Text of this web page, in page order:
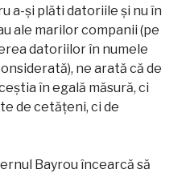
a-și plăti datoriile și nu în
ale marilor companii (pe
datoriilor în numele
ne arată că de
în egală măsură, ci
de cetățeni, ci de
Bayrou încearcă să